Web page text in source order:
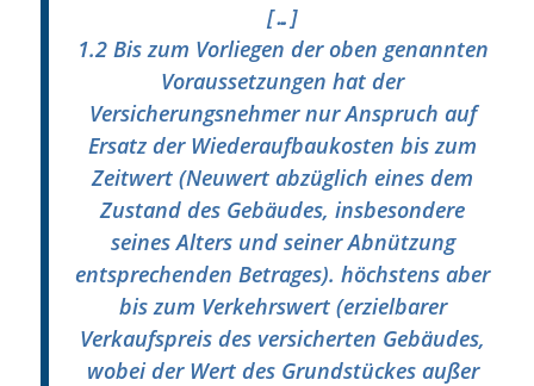
[…]
1.2 Bis zum Vorliegen der oben genannten
Voraussetzungen hat der
Versicherungsnehmer nur Anspruch auf
Ersatz der Wiederaufbaukosten bis zum
Zeitwert (Neuwert abzüglich eines dem
Zustand des Gebäudes, insbesondere
seines Alters und seiner Abnützung
entsprechenden Betrages). höchstens aber
bis zum Verkehrswert (erzielbarer
Verkaufspreis des versicherten Gebäudes,
wobei der Wert des Grundstückes außer